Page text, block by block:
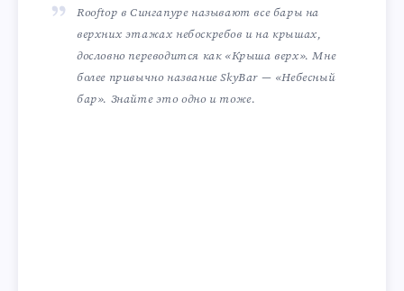
Rooftop в Сингапуре называют все бары на
верхних этажах небоскребов и на крышах,
дословно переводится как «Крыша верх». Мне
более привычно название SkyBar — «Небесный
бар». Знайте это одно и тоже.